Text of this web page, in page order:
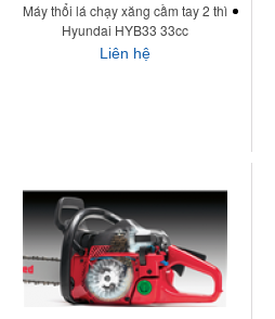
Máy thổi lá chạy xăng cầm tay 2 thì
Hyundai HYB33 33cc
Liên hệ